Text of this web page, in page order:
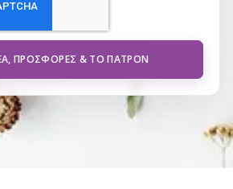
ΠΡΟΣΦΟΡΈΣ & ΤΟ ΠΑΤΡΌΝ